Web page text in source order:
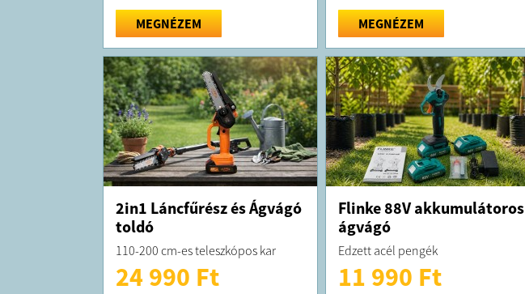
MEGNÉZEM
MEGNÉZEM
2in1 Láncfűrész és Ágvágó
toldó
110-200 cm-es teleszkópos kar
24 990 Ft
Flinke 88V akkumulátoros
ágvágó
Edzett acél pengék
11 990 Ft